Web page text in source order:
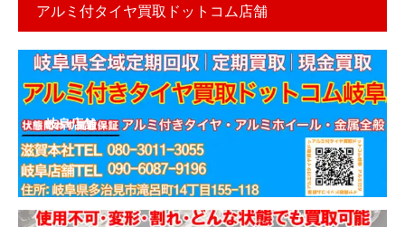
アルミ付タイヤ買取ドットコム店舗
岐阜店舗